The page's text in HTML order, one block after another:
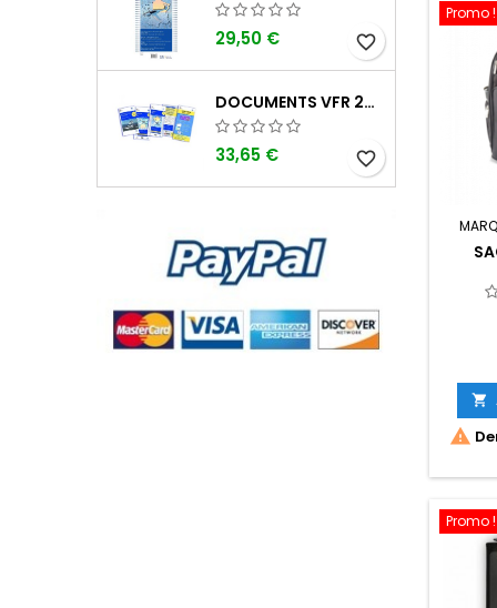
29,50 € favorite_border
DOCUMENTS VFR 2026 SIA EDITION 1
33,65 € favorite_border
Promo !


Promo !